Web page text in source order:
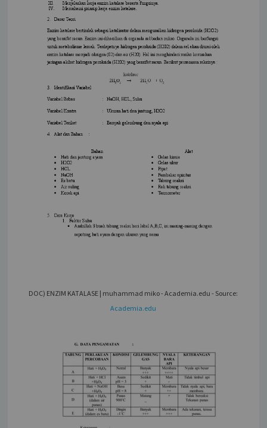
DOC) ENZIM KATALASE | muhammad miko - Academia.edu - Source:
Academia.edu